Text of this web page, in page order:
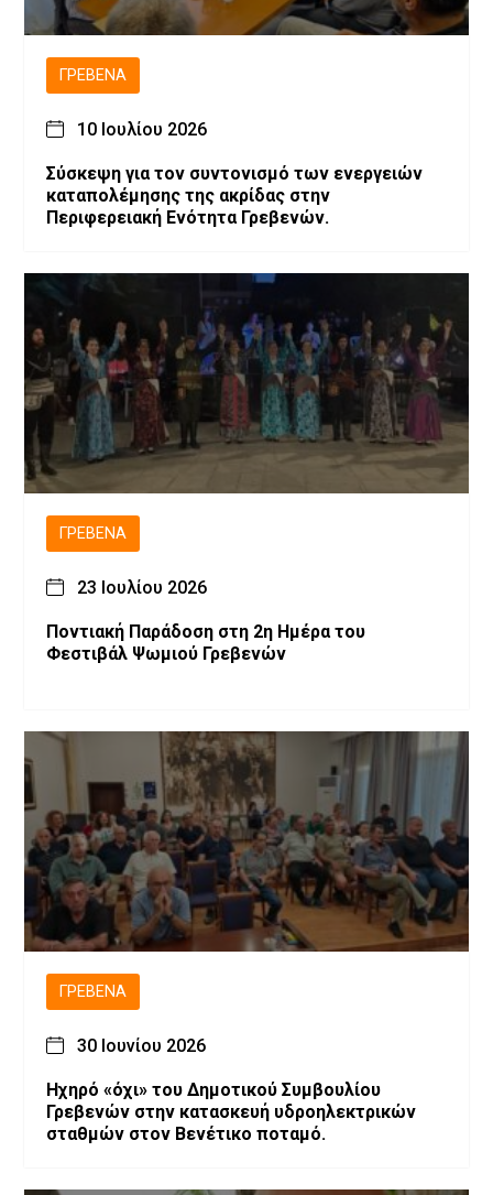
ΓΡΕΒΕΝΆ
10 Ιουλίου 2026
Σύσκεψη για τον συντονισμό των ενεργειών
καταπολέμησης της ακρίδας στην
Περιφερειακή Ενότητα Γρεβενών.
ΓΡΕΒΕΝΆ
23 Ιουλίου 2026
Ποντιακή Παράδοση στη 2η Ημέρα του
Φεστιβάλ Ψωμιού Γρεβενών
ΓΡΕΒΕΝΆ
30 Ιουνίου 2026
Ηχηρό «όχι» του Δημοτικού Συμβουλίου
Γρεβενών στην κατασκευή υδροηλεκτρικών
σταθμών στον Βενέτικο ποταμό.